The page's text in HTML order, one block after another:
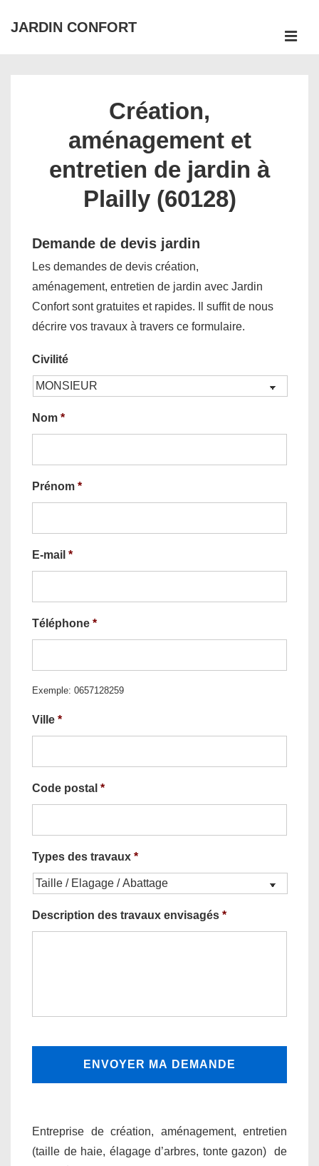
passer
JARDIN CONFORT
Création,
aménagement et
entretien de jardin à
Plailly (60128)
Demande de devis jardin
Les demandes de devis création,
aménagement, entretien de jardin avec Jardin
Confort sont gratuites et rapides. Il suffit de nous
décrire vos travaux à travers ce formulaire.
Civilité
Nom *
Prénom *
E-mail *
Téléphone *
Exemple: 0657128259
Ville *
Code postal *
Types des travaux *
Description des travaux envisagés *
Entreprise de création, aménagement, entretien
(taille de haie, élagage d’arbres, tonte gazon) de